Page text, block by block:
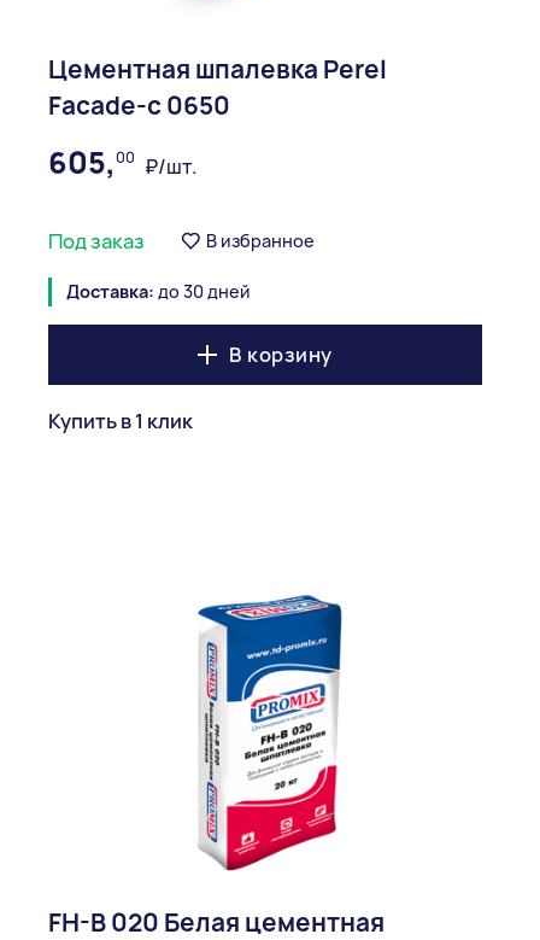
Цементная шпалевка Perel
Facade-c 0650
605,00 ₽/шт.
Под заказ В избранное
Доставка: до 30 дней
В корзину
Купить в 1 клик
FH-B 020 Белая цементная